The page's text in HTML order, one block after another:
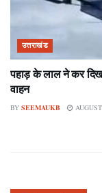
उत्तराखंड
पहाड़ के लाल ने कर
वाहन
BY SEEMAUKB